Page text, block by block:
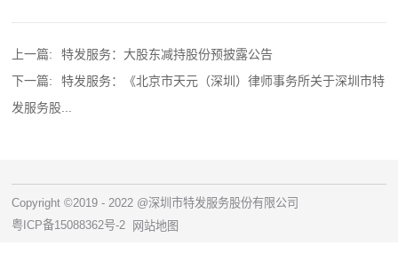
上一篇:
特发服务：大股东减持股份预披露公告
下一篇:
特发服务：《北京市天元（深圳）律师事务所关于深圳市特
发服务股...
Copyright ©2019 - 2022 @深圳市特发服务股份有限公司
粤ICP备15088362号-2
网站地图